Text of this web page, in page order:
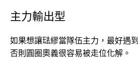
主力輸出型
如果想讓琺繆當隊伍主力，最好遇
否則圓圈奧義很容易被走位化解。